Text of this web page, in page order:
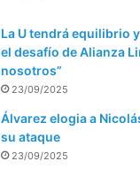
La U tendrá equilibrio
el desafío de Alianza
nosotros”
23/09/2025
Álvarez elogia a
su ataque
23/09/2025